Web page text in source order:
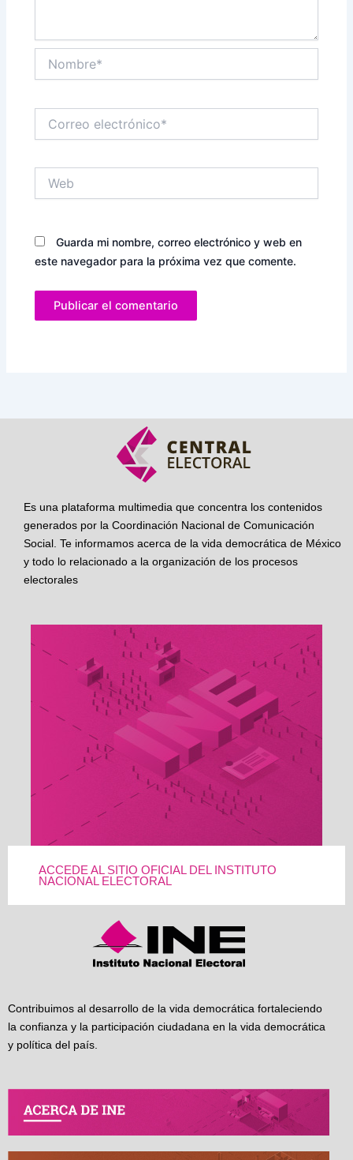
electrónico*
Guarda mi nombre, correo electrónico y web en
este navegador para la próxima vez que comente.
Es una plataforma multimedia que concentra los contenidos
generados por la Coordinación Nacional de Comunicación
Social. Te informamos acerca de la vida democrática de México
y todo lo relacionado a la organización de los procesos
electorales
ACCEDE AL SITIO OFICIAL DEL INSTITUTO
NACIONAL ELECTORAL
Contribuimos al desarrollo de la vida democrática fortaleciendo
la confianza y la participación ciudadana en la vida democrática
y política del país.